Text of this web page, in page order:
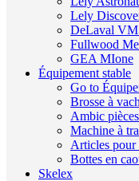
Lely
DeLaval
Fullwood
GEA MIone
Équipement stable
Go to
Brosse à
Ambic pièces
Machine à
Articles pour
Bottes en
Skelex